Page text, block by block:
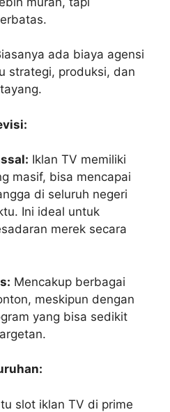
ada biaya agensi
strategi, produksi, dan
Iklan TV memiliki
masif, bisa mencapai
di seluruh negeri
Ini ideal untuk
merek secara
Mencakup berbagai
meskipun dengan
yang bisa sedikit
slot iklan TV di prime